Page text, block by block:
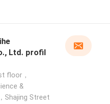
Ltd. profil
floor，
&
Shajing Street